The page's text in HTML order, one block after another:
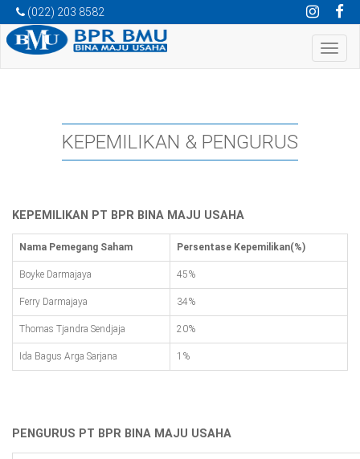
(022) 203 8582
Toggle
KEPEMILIKAN & PENGURUS
KEPEMILIKAN PT BPR BINA MAJU USAHA
Nama Pemegang Saham Persentase Kepemilikan(%)
Boyke Darmajaya 45%
Ferry Darmajaya 34%
Thomas Tjandra Sendjaja 20%
Ida Bagus Arga Sarjana 1%
PENGURUS PT BPR BINA MAJU USAHA